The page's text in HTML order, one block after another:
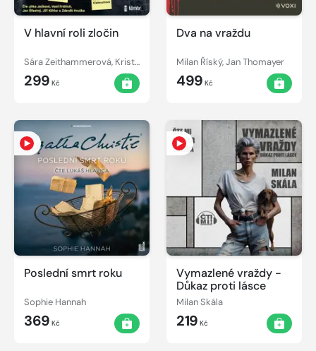
V hlavní roli zločin
Sára Zeithammerová, Kristýna Trpková, David Urban, Radek Blažek, Petr Bým, Petra Klabouchová, Jiří Březina, Kateřina Surmanová, Marek Epstein, Boris Dočekal, Petra Dvořáková
299 Kč
Dva na vraždu
Milan Říský, Jan Thomayer
499 Kč
Poslední smrt roku
Sophie Hannah
369 Kč
Vymazlené vraždy -
Důkaz proti lásce
Milan Skála
219 Kč